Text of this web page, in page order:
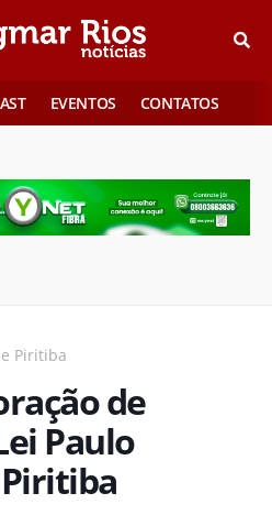
EVENTOS CONTATOS
Piritiba
de
Paulo